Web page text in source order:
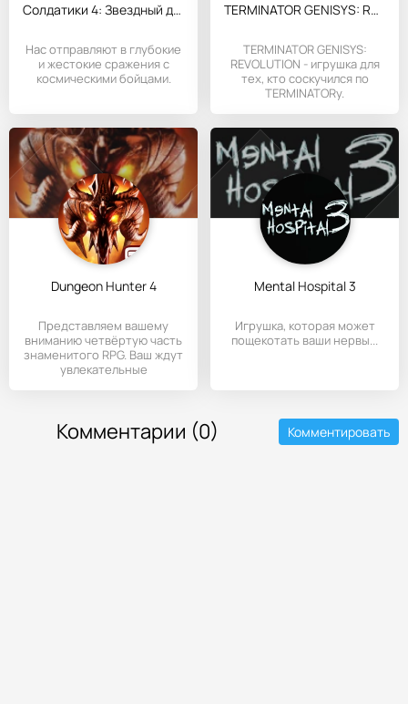
Солдатики 4: Звездный десант
Нас отправляют в глубокие
и жестокие сражения с
космическими бойцами.
TERMINATOR GENISYS: REVOLUTION
TERMINATOR GENISYS:
REVOLUTION - игрушка для
тех, кто соскучился по
TERMINATORу.
Dungeon Hunter 4
Представляем вашему
вниманию четвёртую часть
знаменитого RPG. Ваш ждут
увлекательные
Mental Hospital 3
Игрушка, которая может
пощекотать ваши нервы...
Комментарии (0) Комментировать